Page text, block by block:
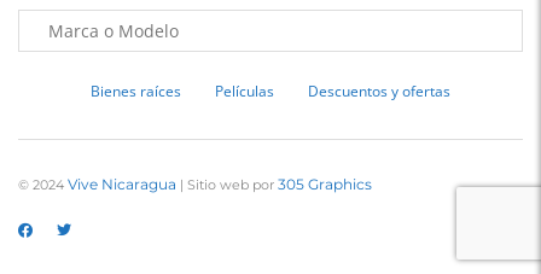
Bienes raíces Películas Descuentos y ofertas
© 2024 Vive Nicaragua | Sitio web por 305 Graphics